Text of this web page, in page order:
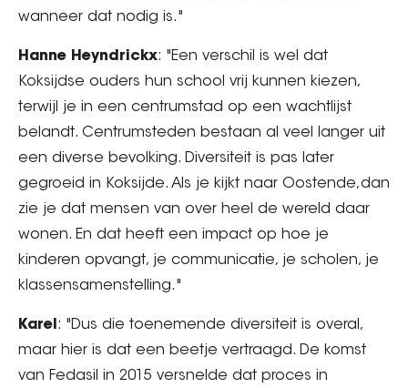
wanneer dat nodig is."
Hanne Heyndrickx: "Een verschil is wel dat
Koksijdse ouders hun school vrij kunnen kiezen,
terwijl je in een centrumstad op een wachtlijst
belandt. Centrumsteden bestaan al veel langer uit
een diverse bevolking. Diversiteit is pas later
gegroeid in Koksijde. Als je kijkt naar Oostende,dan
zie je dat mensen van over heel de wereld daar
wonen. En dat heeft een impact op hoe je
kinderen opvangt, je communicatie, je scholen, je
klassensamenstelling."
Karel : "Dus die toenemende diversiteit is overal,
maar hier is dat een beetje vertraagd. De komst
van Fedasil in 2015 versnelde dat proces in